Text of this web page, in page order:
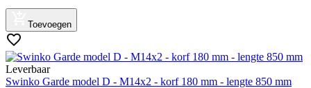
Toevoegen
Leverbaar
Swinko Garde model D - M14x2 - korf 180 mm - lengte 850 mm